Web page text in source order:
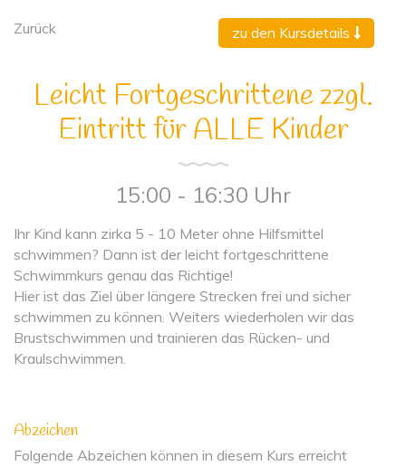
Zurück zu den Kursdetails
Leicht Fortgeschrittene zzgl.
Eintritt für ALLE Kinder
15:00 - 16:30 Uhr
Ihr Kind kann zirka 5 - 10 Meter ohne Hilfsmittel
schwimmen? Dann ist der leicht fortgeschrittene
Schwimmkurs genau das Richtige!
Hier ist das Ziel über längere Strecken frei und sicher
schwimmen zu können. Weiters wiederholen wir das
Brustschwimmen und trainieren das Rücken- und
Kraulschwimmen.
Abzeichen
Folgende Abzeichen können in diesem Kurs erreicht